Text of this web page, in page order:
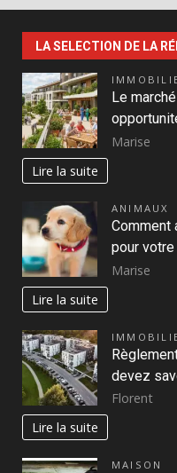
LA SELECTION DE LA
Le
Marise
Lire la suite
ANIMAUX
Comment
pour
Marise
Lire la suite
devez
Florent
Lire la suite
MAISON